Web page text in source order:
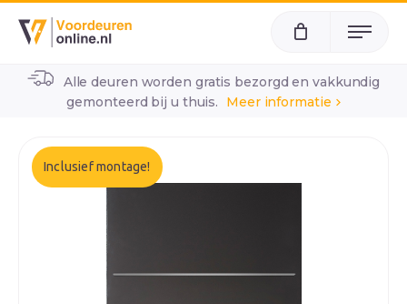
Alle deuren worden gratis bezorgd en vakkundig
gemonteerd bij u thuis.
Meer informatie
Menu
alle voordeuren wk2030
Inclusief montage!